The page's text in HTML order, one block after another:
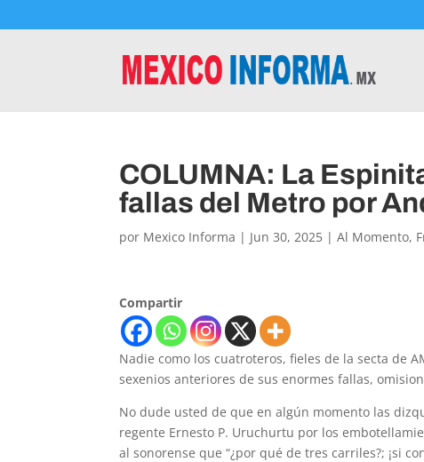
COLUMNA: La
fallas del Metro por
por Mexico Informa | Jun 30, 2025 |Al Momento,
Compartir
Nadie como los cuatroteros, fieles de la secta de
sexenios anteriores de sus enormes fallas,
No dude usted de que en algún momento las
regente Ernesto P. Uruchurtu por los
al sonorense que “¿por qué de tres carriles?; ¡si